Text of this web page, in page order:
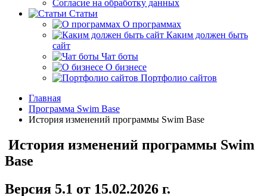
Согласие на обработку данных
Статьи
О программах
Каким должен быть
сайт
Чат боты
О бизнесе
Портфолио сайтов
Главная
Программа Swim Base
История изменений программы Swim Base
История изменений программы Swim
Base
Версия 5.1 от 15.02.2026 г.